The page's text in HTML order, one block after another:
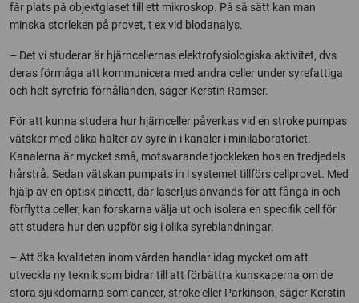
får plats på objektglaset till ett mikroskop. På så sätt kan man
minska storleken på provet, t ex vid blodanalys.
– Det vi studerar är hjärncellernas elektrofysiologiska aktivitet, dvs
deras förmåga att kommunicera med andra celler under syrefattiga
och helt syrefria förhållanden, säger Kerstin Ramser.
För att kunna studera hur hjärnceller påverkas vid en stroke pumpas
vätskor med olika halter av syre in i kanaler i minilaboratoriet.
Kanalerna är mycket små, motsvarande tjockleken hos en tredjedels
hårstrå. Sedan vätskan pumpats in i systemet tillförs cellprovet. Med
hjälp av en optisk pincett, där laserljus används för att fånga in och
förflytta celler, kan forskarna välja ut och isolera en specifik cell för
att studera hur den uppför sig i olika syreblandningar.
– Att öka kvaliteten inom vården handlar idag mycket om att
utveckla ny teknik som bidrar till att förbättra kunskaperna om de
stora sjukdomarna som cancer, stroke eller Parkinson, säger Kerstin